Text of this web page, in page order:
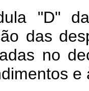
"D"
das
no